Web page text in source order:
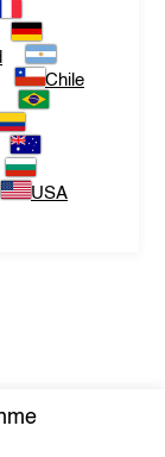
Chile
USA